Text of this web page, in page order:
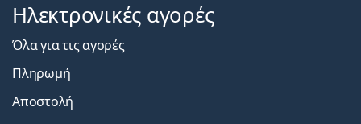
Ηλεκτρονικές αγορές
Όλα για τις αγορές
Πληρωμή
Αποστολή